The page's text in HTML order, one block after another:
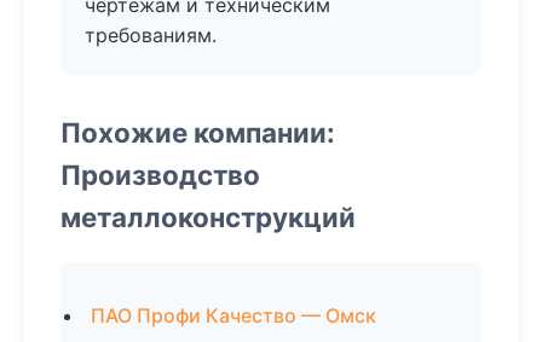
чертежам и техническим
требованиям.
Похожие компании:
Производство
металлоконструкций
ПАО Профи Качество — Омск